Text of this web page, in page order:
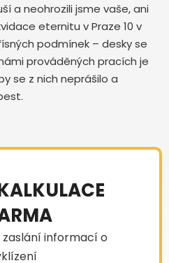
a neohrozili jsme vaše, ani
eternitu v Praze 10 v
podmínek – desky se
prováděných pracích je
se z nich neprášilo a
zaslání informací o